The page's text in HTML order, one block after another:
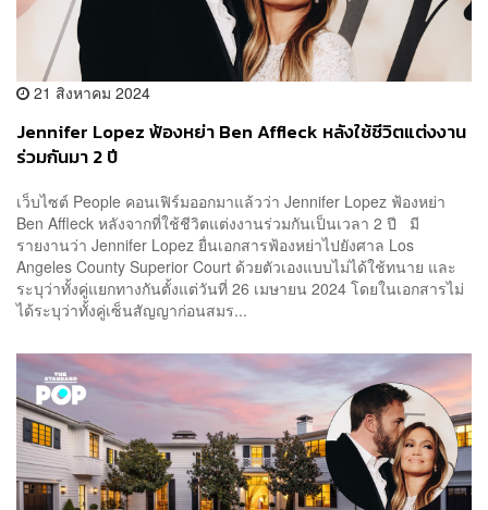
21 สิงหาคม 2024
Jennifer Lopez ฟ้องหย่า Ben Affleck หลังใช้ชีวิตแต่งงาน
ร่วมกันมา 2 ปี
เว็บไซต์ People คอนเฟิร์มออกมาแล้วว่า Jennifer Lopez ฟ้องหย่า
Ben Affleck หลังจากที่ใช้ชีวิตแต่งงานร่วมกันเป็นเวลา 2 ปี มี
รายงานว่า Jennifer Lopez ยื่นเอกสารฟ้องหย่าไปยังศาล Los
Angeles County Superior Court ด้วยตัวเองแบบไม่ได้ใช้ทนาย และ
ระบุว่าทั้งคู่แยกทางกันตั้งแต่วันที่ 26 เมษายน 2024 โดยในเอกสารไม่
ได้ระบุว่าทั้งคู่เซ็นสัญญาก่อนสมร...